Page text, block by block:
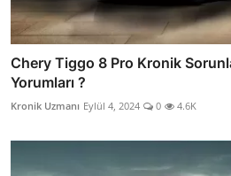
Chery Tiggo 8 Pro Kronik
Yorumları ?
Kronik Uzmanı Eylül 4, 2024 0 4.6K